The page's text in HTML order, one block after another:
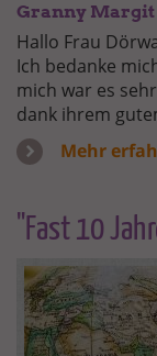
Granny Margit
Hallo Frau
Ich bedanke
mich war es
dank ihrem
Mehr
"Fast 10